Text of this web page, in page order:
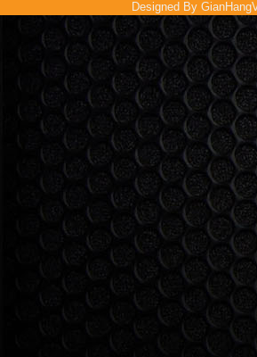
Designed By